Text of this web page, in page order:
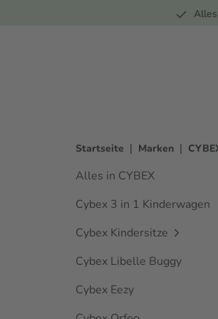
Zur Hauptnavigation springen
Startseite | Marken |
Alles in CYBEX
Cybex 3 in 1 Kinderwagen
Cybex Kindersitze
Cybex Libelle Buggy
Cybex Eezy